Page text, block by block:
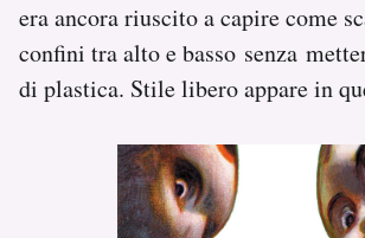
era ancora riuscito a capire come
confini tra alto e basso senza
di plastica. Stile libero appare in